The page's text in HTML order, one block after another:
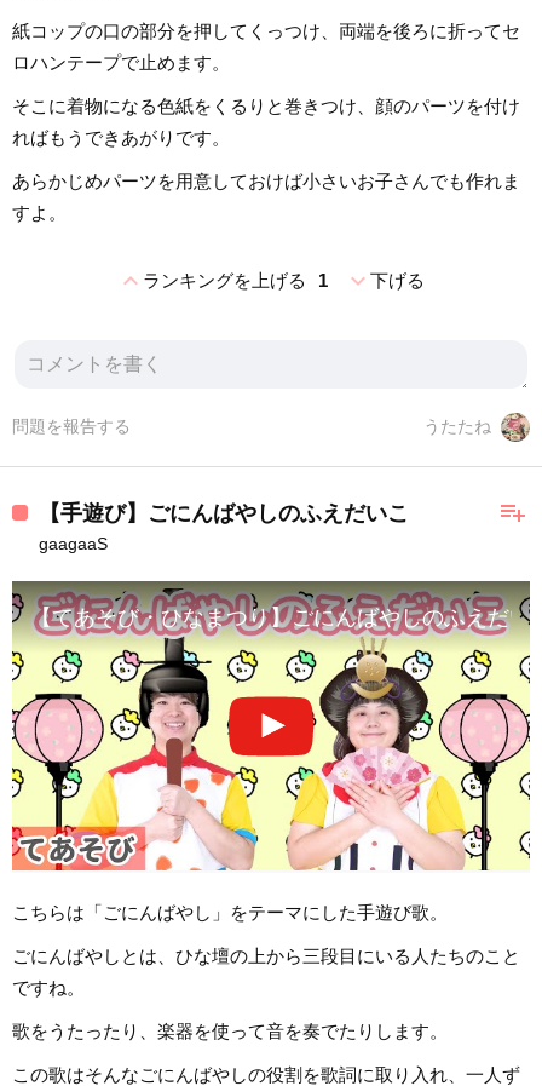
紙コップの口の部分を押してくっつけ、両端を後ろに折ってセ
ロハンテープで止めます。
そこに着物になる色紙をくるりと巻きつけ、顔のパーツを付け
ればもうできあがりです。
あらかじめパーツを用意しておけば小さいお子さんでも作れま
すよ。
expand_lessランキングを上げる 1 expand_more下げる
うたたね
問題を報告する
playlist_add
【手遊び】ごにんばやしのふえだいこ
gaagaaS
【てあそび・ひなまつり】ごにんばやしのふえだ
こちらは「ごにんばやし」をテーマにした手遊び歌。
ごにんばやしとは、ひな壇の上から三段目にいる人たちのこと
ですね。
歌をうたったり、楽器を使って音を奏でたりします。
この歌はそんなごにんばやしの役割を歌詞に取り入れ、一人ず